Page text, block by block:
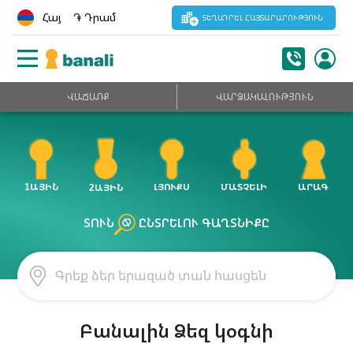
֏ Դրամ
Հայ ՏԵՂԱԴՐԵԼ ՀԱՅՏԱՐԱՐՈՒԹՅՈՒՆ
ՎԱՃԱՌՔ ՎԱՐՁԱԿԱԼՈՒԹՅՈՒՆ
1ԱՅԻՆ 2ԱՅԻՆ ԼՅՈՒՔՍ ՄԱՏՉԵԼԻ ԱՐԱԳ
ՏՈՒՆ ԸՆՏՐԵԼՈՒ ԳԱՂՏՆԻՔԸ
Բանալին Ձեզ կօգնի